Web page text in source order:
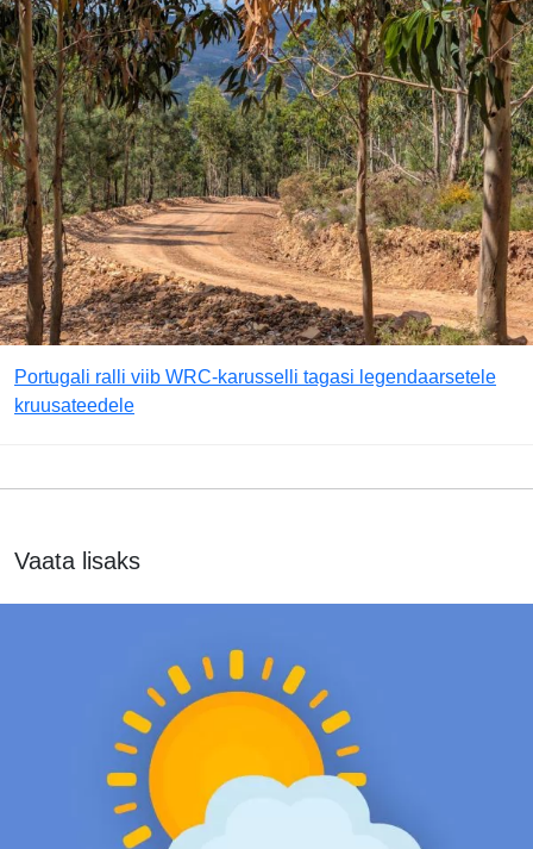
Portugali ralli viib WRC-karusselli tagasi legendaarsetele
kruusateedele
Vaata lisaks